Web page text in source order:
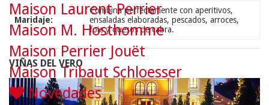
Maridaje:
Combina perfectamente con aperitivos,
ensaladas elaboradas, pescados, arroces,
foie y quesos de cabra.
VIÑAS DEL VERO
Maison Laurent Perrier
Maison M. Hosthomme
Maison Perrier Jouët
Maison Tribaut Schloesser
Novedades